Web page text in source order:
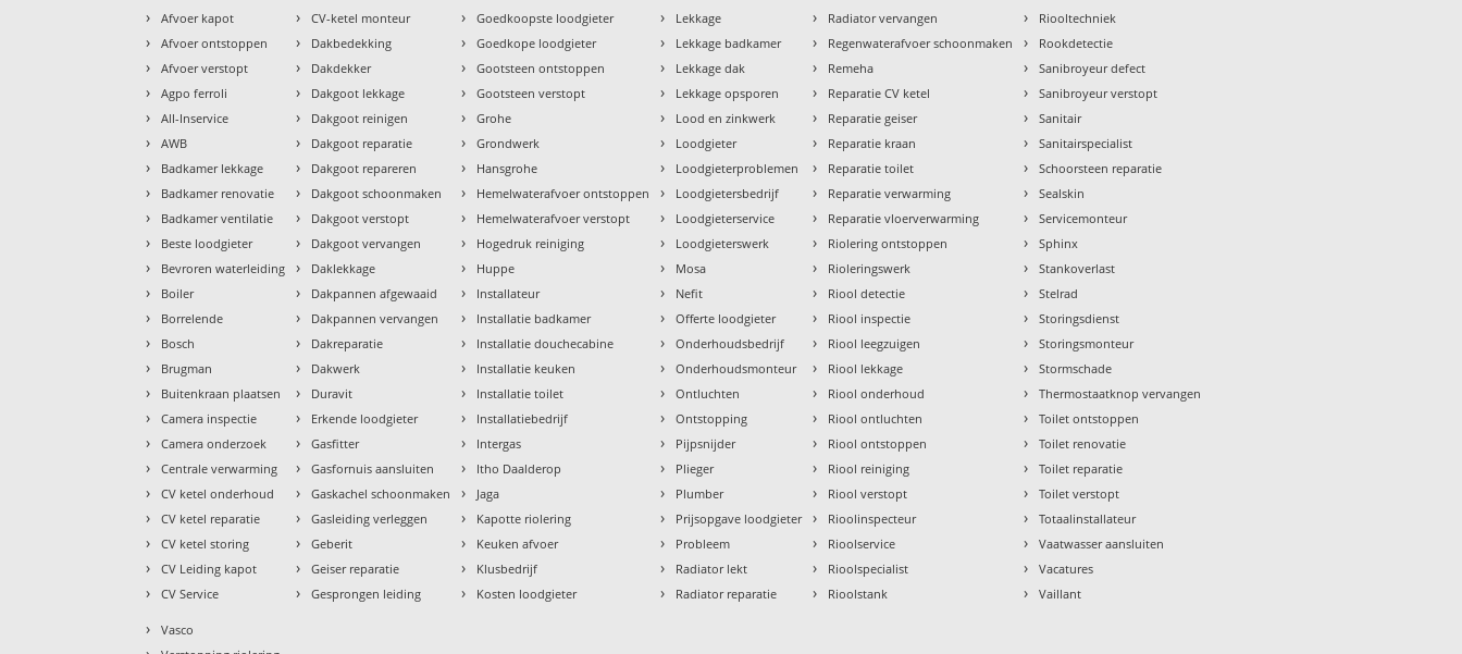
› Afvoer kapot
› Afvoer ontstoppen
› Afvoer verstopt
› Agpo ferroli
› All-Inservice
› AWB
› Badkamer lekkage
› Badkamer renovatie
› Badkamer ventilatie
› Beste loodgieter
› Bevroren waterleiding
› Boiler
› Borrelende
› Bosch
› Brugman
› Buitenkraan plaatsen
› Camera inspectie
› Camera onderzoek
› Centrale verwarming
› CV ketel onderhoud
› CV ketel reparatie
› CV ketel storing
› CV Leiding kapot
› CV Service
› CV-ketel monteur
› Dakbedekking
› Dakdekker
› Dakgoot lekkage
› Dakgoot reinigen
› Dakgoot reparatie
› Dakgoot repareren
› Dakgoot schoonmaken
› Dakgoot verstopt
› Dakgoot vervangen
› Daklekkage
› Dakpannen afgewaaid
› Dakpannen vervangen
› Dakreparatie
› Dakwerk
› Duravit
› Erkende loodgieter
› Gasfitter
› Gasfornuis aansluiten
› Gaskachel schoonmaken
› Gasleiding verleggen
› Geberit
› Geiser reparatie
› Gesprongen leiding
› Goedkoopste loodgieter
› Goedkope loodgieter
› Gootsteen ontstoppen
› Gootsteen verstopt
› Grohe
› Grondwerk
› Hansgrohe
› Hemelwaterafvoer ontstoppen
› Hemelwaterafvoer verstopt
› Hogedruk reiniging
› Huppe
› Installateur
› Installatie badkamer
› Installatie douchecabine
› Installatie keuken
› Installatie toilet
› Installatiebedrijf
› Intergas
› Itho Daalderop
› Jaga
› Kapotte riolering
› Keuken afvoer
› Klusbedrijf
› Kosten loodgieter
› Lekkage
› Lekkage badkamer
› Lekkage dak
› Lekkage opsporen
› Lood en zinkwerk
› Loodgieter
› Loodgieterproblemen
› Loodgietersbedrijf
› Loodgieterservice
› Loodgieterswerk
› Mosa
› Nefit
› Offerte loodgieter
› Onderhoudsbedrijf
› Onderhoudsmonteur
› Ontluchten
› Ontstopping
› Pijpsnijder
› Plieger
› Plumber
› Prijsopgave loodgieter
› Probleem
› Radiator lekt
› Radiator reparatie
› Radiator vervangen
› Regenwaterafvoer schoonmaken
› Remeha
› Reparatie CV ketel
› Reparatie geiser
› Reparatie kraan
› Reparatie toilet
› Reparatie verwarming
› Reparatie vloerverwarming
› Riolering ontstoppen
› Rioleringswerk
› Riool detectie
› Riool inspectie
› Riool leegzuigen
› Riool lekkage
› Riool onderhoud
› Riool ontluchten
› Riool ontstoppen
› Riool reiniging
› Riool verstopt
› Rioolinspecteur
› Rioolservice
› Rioolspecialist
› Rioolstank
› Riooltechniek
› Rookdetectie
› Sanibroyeur defect
› Sanibroyeur verstopt
› Sanitair
› Sanitairspecialist
› Schoorsteen reparatie
› Sealskin
› Servicemonteur
› Sphinx
› Stankoverlast
› Stelrad
› Storingsdienst
› Storingsmonteur
› Stormschade
› Thermostaatknop vervangen
› Toilet ontstoppen
› Toilet renovatie
› Toilet reparatie
› Toilet verstopt
› Totaalinstallateur
› Vaatwasser aansluiten
› Vacatures
› Vaillant
› Vasco